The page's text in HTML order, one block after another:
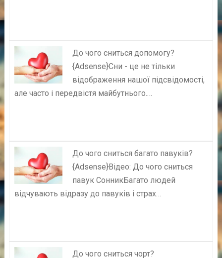
До чого сниться допомогу?
{Adsense}Сни - це не тільки
відображення нашої підсвідомості,
але часто і передвістя майбутнього.…
До чого сниться багато павуків?
{Adsense}Відео: До чого сниться
павук СонникБагато людей
відчувають відразу до павуків і страх…
До чого сниться чорт?